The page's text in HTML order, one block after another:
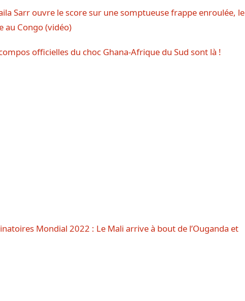
Sarr ouvre le score sur une somptueuse frappe enroulée, le
au Congo (vidéo)
officielles du choc Ghana-Afrique du Sud sont là !
Mondial 2022 : Le Mali arrive à bout de l’Ouganda et